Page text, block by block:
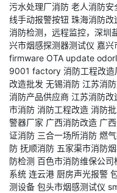
污水处理厂消防 老人消防安
线手动报警按钮 珠海消防改
消防检测，远程监控，深圳
兴市烟感探测器测试仪 嘉兴
firmware OTA update
9001 factory 消防工程改造
改造批发 无锡消防 江苏消
消防产品供应商 江苏消防改
市消防 消防工程改造 消防
警器厂家 广西消防改造 广
证消防 三合一场所消防 燃
防 抚顺消防 五家渠市消防
防检测 百色市消防维保公司
系统 连云港 厨房声光报警
测设备 包头市烟感测试仪